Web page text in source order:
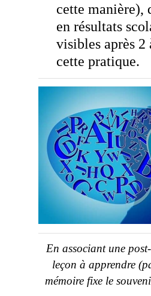
cette manière),
en résultats
visibles après 2
cette pratique.
En associant une
leçon à apprendre
mémoire fixe le